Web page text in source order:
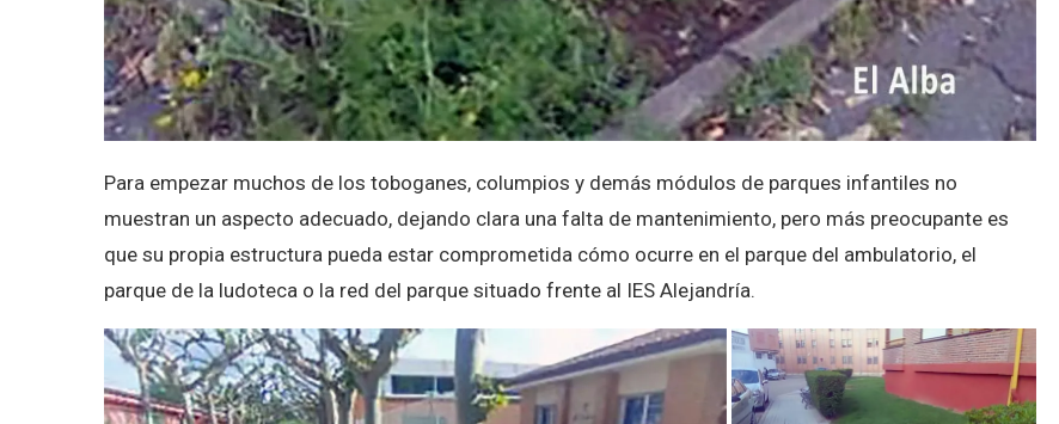
Para empezar muchos de los toboganes, columpios y demás módulos de parques infantiles no
muestran un aspecto adecuado, dejando clara una falta de mantenimiento, pero más preocupante es
que su propia estructura pueda estar comprometida cómo ocurre en el parque del ambulatorio, el
parque de la ludoteca o la red del parque situado frente al IES Alejandría.